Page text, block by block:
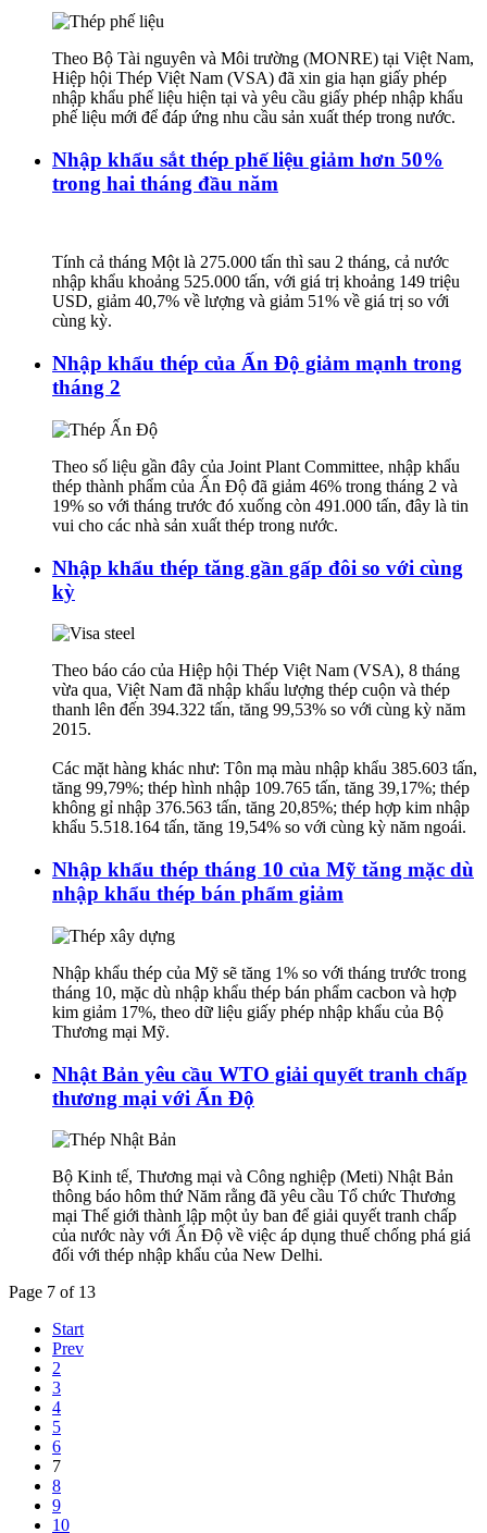
Theo Bộ Tài nguyên và Môi trường (MONRE) tại Việt Nam,
Hiệp hội Thép Việt Nam (VSA) đã xin gia hạn giấy phép
nhập khẩu phế liệu hiện tại và yêu cầu giấy phép nhập khẩu
phế liệu mới để đáp ứng nhu cầu sản xuất thép trong nước.
Nhập khẩu sắt thép phế liệu giảm hơn 50%
trong hai tháng đầu năm
Tính cả tháng Một là 275.000 tấn thì sau 2 tháng, cả nước
nhập khẩu khoảng 525.000 tấn, với giá trị khoảng 149 triệu
USD, giảm 40,7% về lượng và giảm 51% về giá trị so với
cùng kỳ.
Nhập khẩu thép của Ấn Độ giảm mạnh trong
tháng 2
Theo số liệu gần đây của Joint Plant Committee, nhập khẩu
thép thành phẩm của Ấn Độ đã giảm 46% trong tháng 2 và
19% so với tháng trước đó xuống còn 491.000 tấn, đây là tin
vui cho các nhà sản xuất thép trong nước.
Nhập khẩu thép tăng gần gấp đôi so với cùng
kỳ
Theo báo cáo của Hiệp hội Thép Việt Nam (VSA), 8 tháng
vừa qua, Việt Nam đã nhập khẩu lượng thép cuộn và thép
thanh lên đến 394.322 tấn, tăng 99,53% so với cùng kỳ năm
2015.
Các mặt hàng khác như: Tôn mạ màu nhập khẩu 385.603 tấn,
tăng 99,79%; thép hình nhập 109.765 tấn, tăng 39,17%; thép
không gỉ nhập 376.563 tấn, tăng 20,85%; thép hợp kim nhập
khẩu 5.518.164 tấn, tăng 19,54% so với cùng kỳ năm ngoái.
Nhập khẩu thép tháng 10 của Mỹ tăng mặc dù
nhập khẩu thép bán phẩm giảm
Nhập khẩu thép của Mỹ sẽ tăng 1% so với tháng trước trong
tháng 10, mặc dù nhập khẩu thép bán phẩm cacbon và hợp
kim giảm 17%, theo dữ liệu giấy phép nhập khẩu của Bộ
Thương mại Mỹ.
Nhật Bản yêu cầu WTO giải quyết tranh chấp
thương mại với Ấn Độ
Bộ Kinh tế, Thương mại và Công nghiệp (Meti) Nhật Bản
thông báo hôm thứ Năm rằng đã yêu cầu Tổ chức Thương
mại Thế giới thành lập một ủy ban để giải quyết tranh chấp
của nước này với Ấn Độ về việc áp dụng thuế chống phá giá
đối với thép nhập khẩu của New Delhi.
Page 7 of 13
Start
Prev
2
3
4
5
6
7
8
9
10